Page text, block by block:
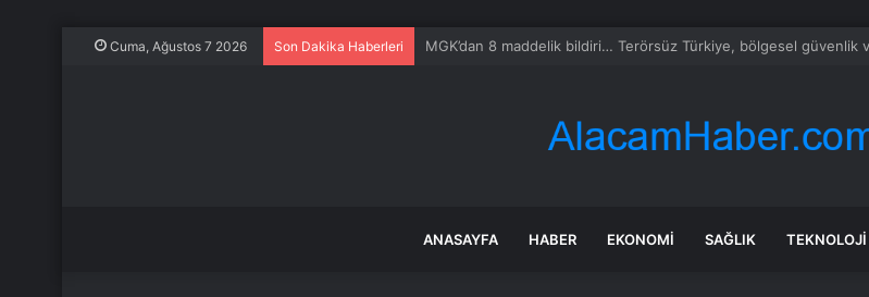
Cuma, Ağustos 7 2026 Son Dakika Haberleri Özel’den milletvekillerine ilk uyarı: “Esprisini bile yapmayacaksınız”
ANASAYFA HABER EKONOMI SAĞLIK TEKNOLOJI